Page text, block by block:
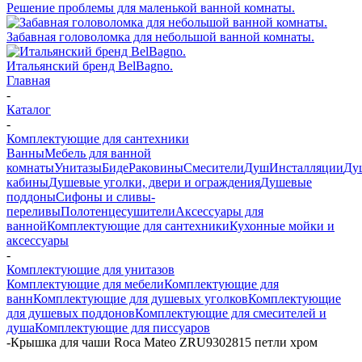
Решение проблемы для маленькой ванной комнаты.
Забавная головоломка для небольшой ванной комнаты.
Итальянский бренд BelBagno.
Главная
-
Каталог
-
Комплектующие для сантехники
ВанныМебель для ванной
комнатыУнитазыБидеРаковиныСмесителиДушИнсталляции
кабиныДушевые уголки, двери и огражденияДушевые
поддоныСифоны и сливы-
переливыПолотенцесушителиАксессуары для
ваннойКомплектующие для сантехникиКухонные мойки и
аксессуары
-
Комплектующие для унитазов
Комплектующие для мебелиКомплектующие для
ваннКомплектующие для душевых уголковКомплектующие
для душевых поддоновКомплектующие для смесителей и
душаКомплектующие для писсуаров
-Крышка для чаши Roca Mateo ZRU9302815 петли хром